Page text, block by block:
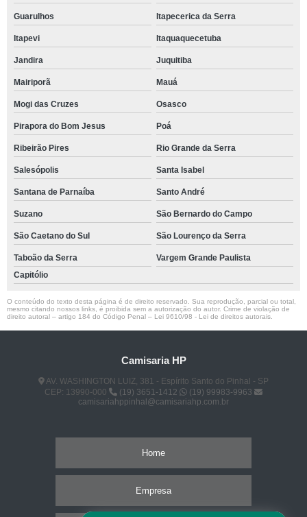
Guarulhos Itapecerica da Serra
Itapevi Itaquaquecetuba
Jandira Juquitiba
Mairiporã Mauá
Mogi das Cruzes Osasco
Pirapora do Bom Jesus Poá
Ribeirão Pires Rio Grande da Serra
Salesópolis Santa Isabel
Santana de Parnaíba Santo André
Suzano São Bernardo do Campo
São Caetano do Sul São Lourenço da Serra
Taboão da Serra
Vargem Grande Paulista
Capitólio
O conteúdo do texto desta página é de direito reservado. Sua reprodução, parcial ou total,
mesmo citando nossos links, é proibida sem a autorização do autor. Crime de violação de
direito autoral – artigo 184 do Código Penal – Lei 9610/98 - Lei de direitos autorais
Camisaria HP
AV. WASHINGTON LUIZ, 381 - Espírito Santo do Pinhal - SP
CEP: 13990-000
(19) 3651-1412
(19) 99983-9963
camisariahppinhal@camisariahp.com.br
Home
Empresa